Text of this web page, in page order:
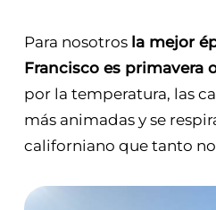
Para nosotros la mejor
Francisco es primavera
por la temperatura, las
más animadas y se
californiano que tanto